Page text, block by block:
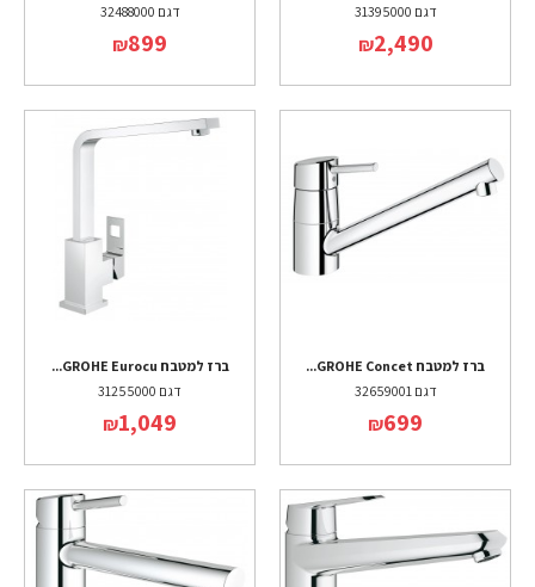
דגם 31395000
₪2,490
דגם 32488000
₪899
ברז למטבח GROHE Concet...
דגם 32659001
₪699
ברז למטבח GROHE Eurocu...
דגם 31255000
₪1,049